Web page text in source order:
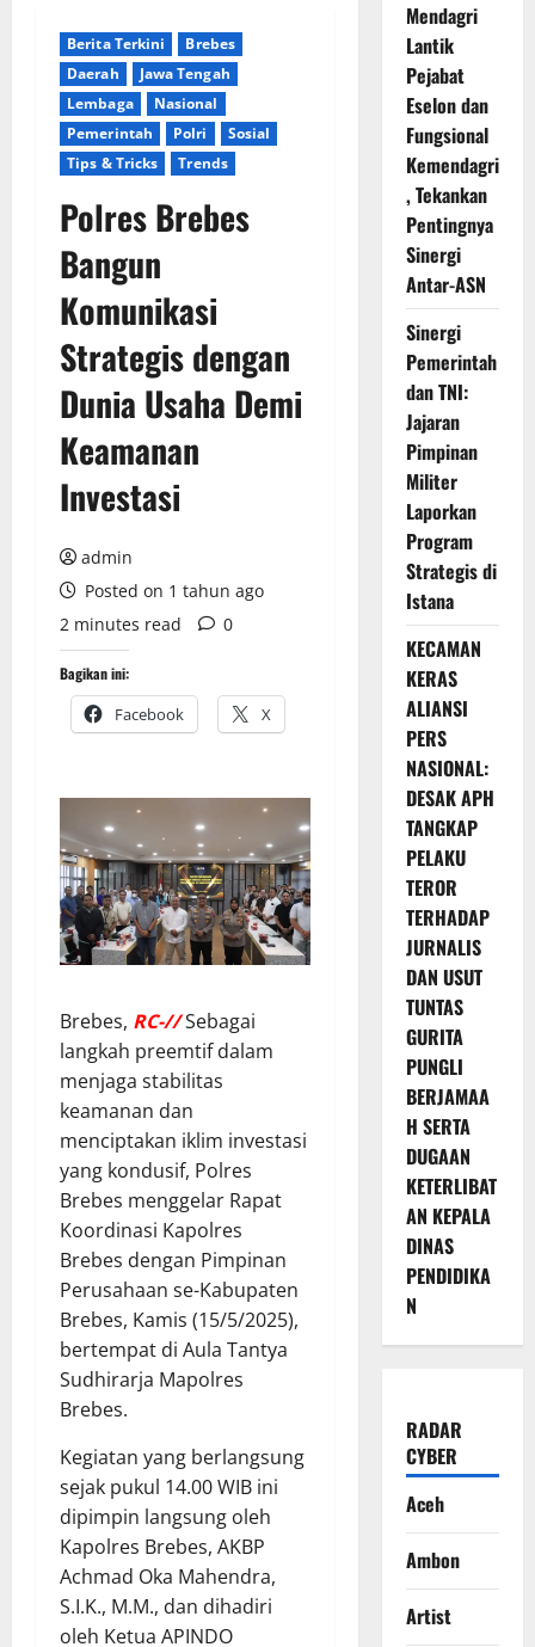
Berita Terkini
Brebes
Daerah
Jawa Tengah
Lembaga
Nasional
Pemerintah
Polri
Sosial
Tips & Tricks
Trends
Polres Brebes
Bangun
Komunikasi
Strategis dengan
Dunia Usaha Demi
Keamanan
Investasi
admin
Posted on 1 tahun ago
2 minutes read
0
Bagikan ini:
Facebook X
Brebes, RC-//Sebagai
langkah preemtif dalam
menjaga stabilitas
keamanan dan
menciptakan iklim investasi
yang kondusif, Polres
Brebes menggelar Rapat
Koordinasi Kapolres
Brebes dengan Pimpinan
Perusahaan se-Kabupaten
Brebes, Kamis (15/5/2025),
bertempat di Aula Tantya
Sudhirarja Mapolres
Brebes.
Kegiatan yang berlangsung
sejak pukul 14.00 WIB ini
dipimpin langsung oleh
Kapolres Brebes, AKBP
Achmad Oka Mahendra,
S.I.K., M.M., dan dihadiri
oleh Ketua APINDO
Mendagri
Lantik
Pejabat
Eselon dan
Fungsional
Kemendagri
, Tekankan
Pentingnya
Sinergi
Antar-ASN
Sinergi
Pemerintah
dan TNI:
Jajaran
Pimpinan
Militer
Laporkan
Program
Strategis di
Istana
KECAMAN
KERAS
ALIANSI
PERS
NASIONAL:
DESAK APH
TANGKAP
PELAKU
TEROR
TERHADAP
JURNALIS
DAN USUT
TUNTAS
GURITA
PUNGLI
BERJAMAA
H SERTA
DUGAAN
KETERLIBAT
AN KEPALA
DINAS
PENDIDIKA
N
RADAR
CYBER
Aceh
Ambon
Artist